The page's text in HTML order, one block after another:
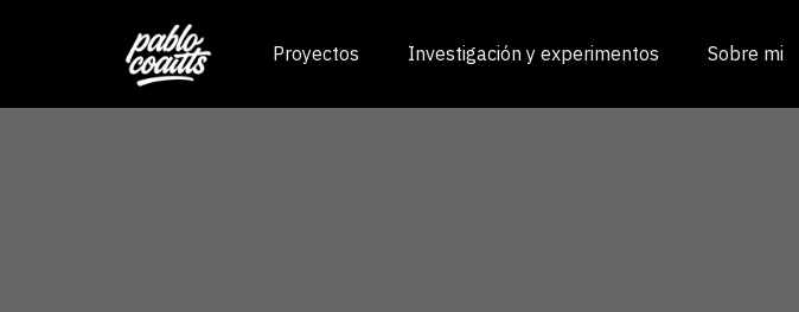
Proyectos Investigación y experimentos Sobre mi